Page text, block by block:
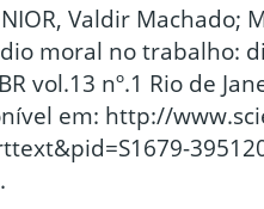
Valdir Machado;
moral no trabalho:
vol.13 nº.1 Rio de
em: http://